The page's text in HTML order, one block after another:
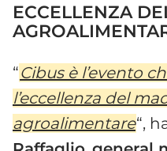
ECCELLENZA
“Cibus è l’evento
l’eccellenza del
agroalimentare“,